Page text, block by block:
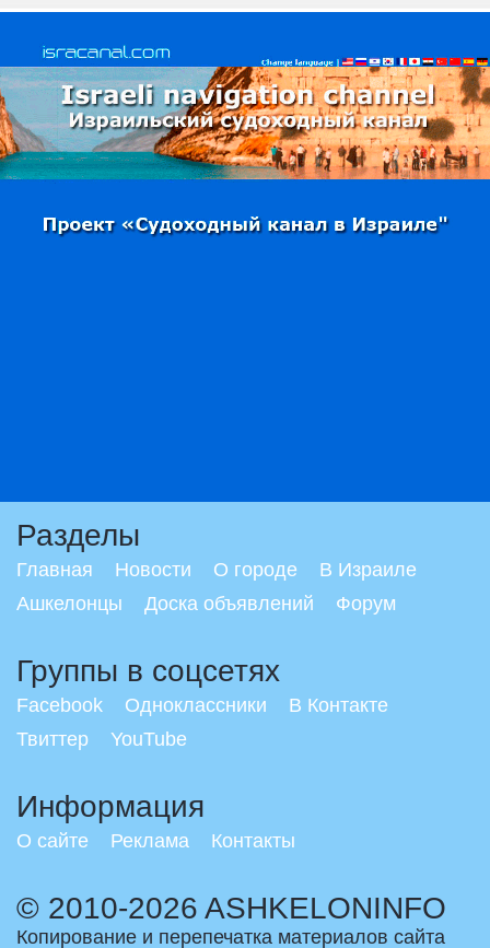
Разделы
Главная Новости О городе
В Израиле
Ашкелонцы
Доска объявлений Форум
Группы в соцсетях
Facebook Одноклассники
В Контакте
Твиттер
YouTube
Информация
О сайте Реклама Контакты
© 2010-2026 ASHKELONINFO
Копирование и перепечатка материалов сайта